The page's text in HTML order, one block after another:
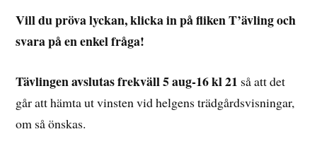
Vill du pröva lyckan, klicka in på fliken T’ävling och
svara på en enkel fråga!
Tävlingen avslutas frekväll 5 aug-16 kl 21 så att det
går att hämta ut vinsten vid helgens trädgårdsvisningar,
om så önskas.